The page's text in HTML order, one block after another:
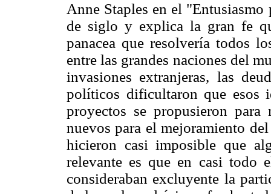
Anne Staples en el
de siglo y explica la gran fe
panacea que resolvería todos
entre las grandes naciones del
invasiones extranjeras, las
políticos dificultaron que esos
proyectos se propusieron
nuevos para el mejoramiento
hicieron casi imposible que
relevante es que en casi
consideraban excluyente la